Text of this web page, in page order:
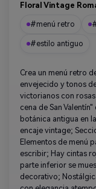
Floral Vintage
#menú retro
#estilo antiguo
Crea un menú retro
envejecido y tonos
victorianos con
cena de San
botánica antigua en
encaje vintage;
Elementos de menú
escribir; Hay cintas
parte inferior se
decorativo;